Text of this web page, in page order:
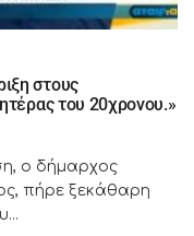
στους
του 20χρονου.»
ο δήμαρχος
πήρε ξεκάθαρη